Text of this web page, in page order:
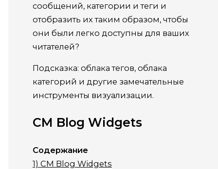
сообщений, категории и теги и
отобразить их таким образом, чтобы
они были легко доступны для ваших
читателей?
Подсказка: облака тегов, облака
категорий и другие замечательные
инструменты визуализации.
CM Blog Widgets
Содержание
1) CM Blog Widgets